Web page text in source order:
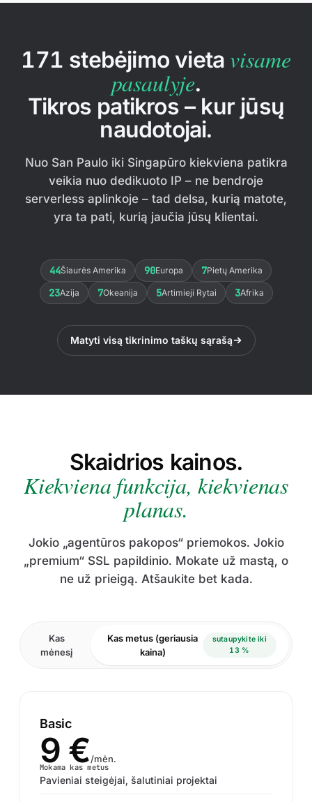
171 stebėjimo vieta visame
pasaulyje.
Tikros patikros – kur jūsų
naudotojai.
Nuo San Paulo iki Singapūro kiekviena patikra
veikia nuo dedikuoto IP – ne bendroje
serverless aplinkoje – tad delsa, kurią matote,
yra ta pati, kurią jaučia jūsų klientai.
44Šiaurės Amerika 90Europa 7Pietų Amerika
23Azija 7Okeanija 5Artimieji Rytai 3Afrika
Matyti visą tikrinimo taškų sąrašą
Skaidrios kainos.
Kiekviena funkcija, kiekvienas
planas.
Jokio „agentūros pakopos“ priemokos. Jokio
„premium“ SSL papildinio. Mokate už mastą, o
ne už prieigą. Atšaukite bet kada.
Kas
mėnesį
Kas metus (geriausia
kaina)
sutaupykite iki
13 %
Basic
9 €/mėn.
Mokama kas metus
Pavieniai steigėjai, šalutiniai projektai